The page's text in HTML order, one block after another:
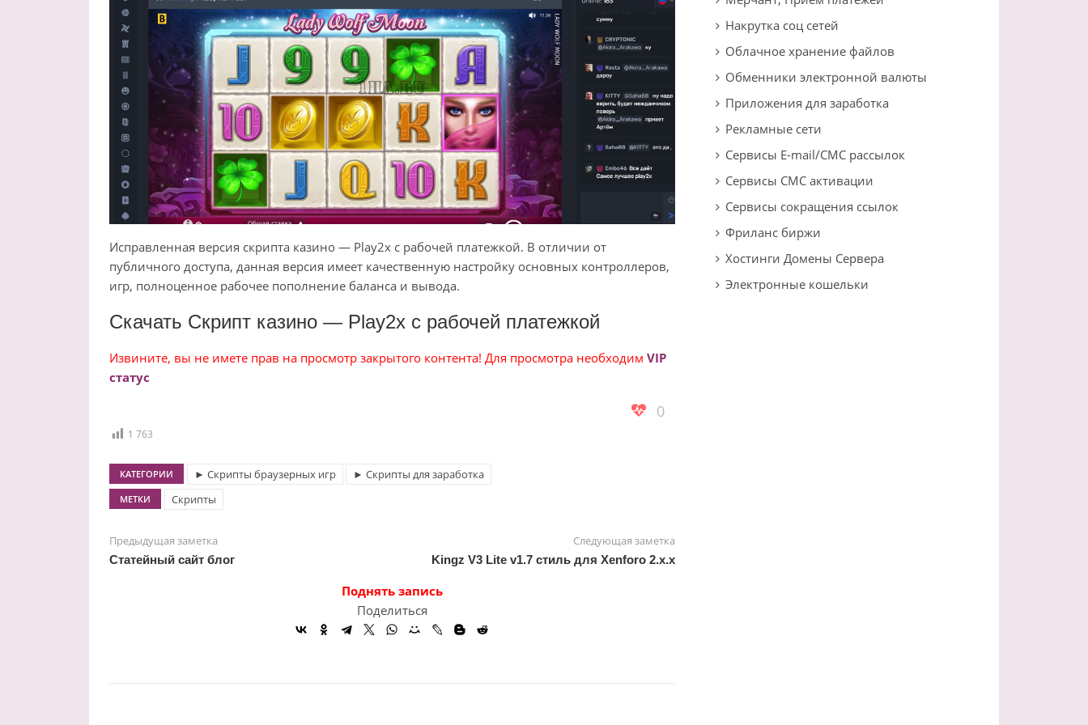
Исправленная версия скрипта казино — Play2x с рабочей платежкой. В отличии от
публичного доступа, данная версия имеет качественную настройку основных контроллеров,
игр, полноценное рабочее пополнение баланса и вывода.
Скачать Скрипт казино — Play2x с рабочей платежкой
Извините, вы не имете прав на просмотр закрытого контента! Для просмотра необходим VIP
статус
0
1 763
КАТЕГОРИИ ► Скрипты браузерных игр ► Скрипты для заработка
МЕТКИ Скрипты
Предыдущая заметка
Статейный сайт блог
Следующая заметка
Kingz V3 Lite v1.7 стиль для Xenforo 2.x.x
Поднять запись
Поделиться
Накрутка соц сетей
Облачное хранение файлов
Обменники электронной валюты
Приложения для заработка
Рекламные сети
Сервисы E-mail/СМС рассылок
Сервисы СМС активации
Сервисы сокращения ссылок
Фриланс биржи
Хостинги Домены Сервера
Электронные кошельки